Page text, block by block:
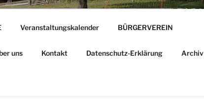
Veranstaltungskalender BÜRGERVEREIN
uns Kontakt Datenschutz-Erklärung Archiv